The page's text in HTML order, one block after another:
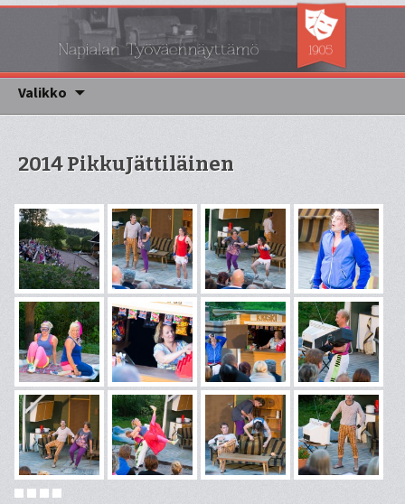
Napsa
Napialan työväennäyttämö
Valikko
Siirry sisältöön
2014 PikkuJättiläinen